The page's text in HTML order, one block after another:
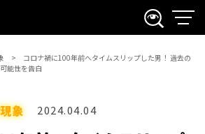
コロナ禍に100年前へタイムスリップした男！ 過去の
能性を告白
象 2024.04.04